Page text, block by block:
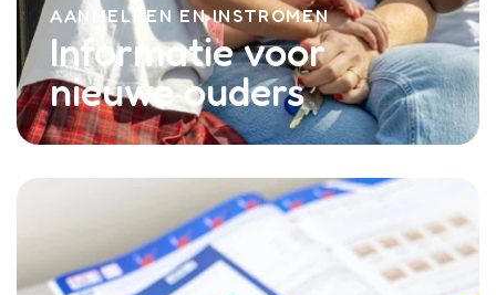
AANMELDEN EN INSTROMEN
Informatie voor
nieuwe ouders